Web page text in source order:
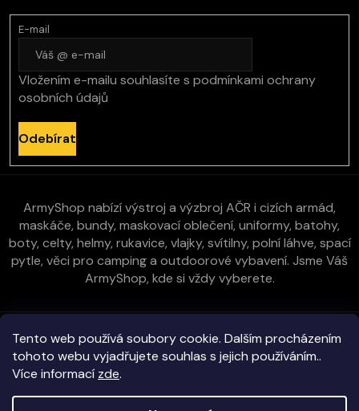
Tento web používá soubory cookie. Dalším procházením
tohoto webu vyjadřujete souhlas s jejich používáním..
Více informací zde.
E-mail
Vložením e-mailu souhlasíte s podmínkami ochrany
osobních údajů
Odebírat
ArmyShop nabízí výstroj a výzbroj AČR i cizích armád,
maskáče, bundy, maskovací oblečení, uniformy, batohy,
boty, celty, helmy, rukavice, vlajky, svítilny, polní láhve, spací
pytle, věci pro camping a outdoorové vybavení. Jsme Váš
ArmyShop, kde si vždy vyberete.
Zákaznická péče
Vše o nákupu